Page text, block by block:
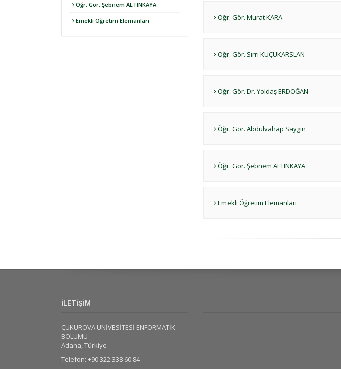
Öğr. Gör. Şebnem ALTINKAYA
Emekli Öğretim Elemanları Öğr. Gör. Murat KARA
Öğr. Gör. Sırrı KÜÇÜKARSLAN
Öğr. Gör. Dr. Yoldaş ERDOĞAN
Öğr. Gör. Abdulvahap Saygın
Öğr. Gör. Şebnem ALTINKAYA
Emekli Öğretim Elemanları
İLETİŞİM
ÇUKUROVA ÜNİVESİTESİ ENFORMATİK
BÖLÜMÜ
Adana, Türkiye
Telefon: +90 322 338 60 84